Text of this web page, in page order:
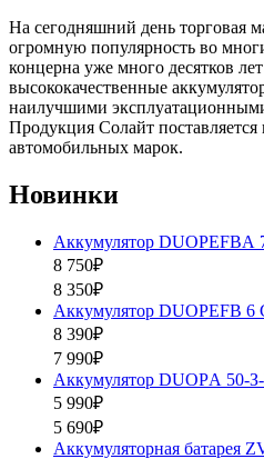
На сегодняшний день торговая
огромную популярность во
концерна уже много десятков
высококачественные
наилучшими
Продукция Солайт
автомобильных марок.
Новинки
Аккумулятор DUOPEFBА
8 750₽
8 350₽
Аккумулятор DUOPEFB
8 390₽
7 990₽
Аккумулятор DUOPА 50-
5 990₽
5 690₽
Аккумуляторная батарея